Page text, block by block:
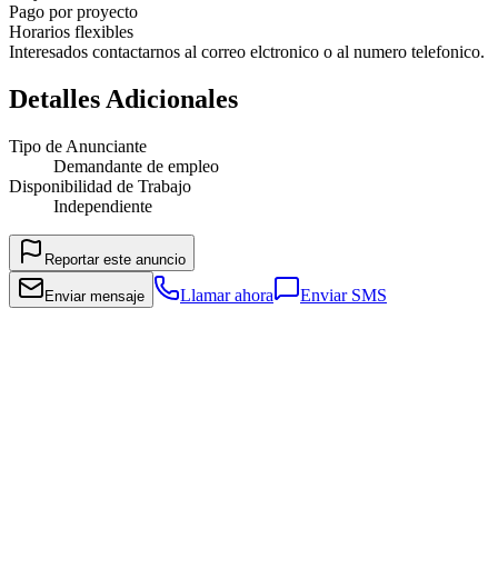
Pago por proyecto
Horarios flexibles
Interesados contactarnos al correo elctronico o al numero telefonico.
Detalles Adicionales
Tipo de Anunciante
Demandante de empleo
Disponibilidad de Trabajo
Independiente
Reportar este anuncio
Enviar mensaje Llamar ahora Enviar SMS